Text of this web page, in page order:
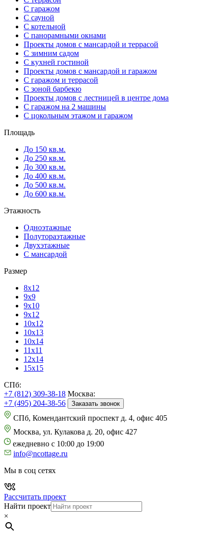
С гаражом
С сауной
С котельной
С панорамными окнами
Проекты домов с мансардой и террасой
С зимним садом
С кухней гостиной
Проекты домов с мансардой и гаражом
С гаражом и террасой
С зоной барбекю
Проекты домов с лестницей в центре дома
С гаражом на 2 машины
С цокольным этажом и гаражом
Площадь
До 150 кв.м.
До 250 кв.м.
До 300 кв.м.
До 400 кв.м.
До 500 кв.м.
До 600 кв.м.
Этажность
Одноэтажные
Полутораэтажные
Двухэтажные
С мансардой
Размер
8х12
9х9
9х10
9х12
10х12
10х13
10х14
11х11
12х14
15х15
СПб:
+7 (812) 309-38-18 Москва:
+7 (495) 204-38-56
Заказать звонок
СПб, Комендантский проспект д. 4, офис 405
Москва, ул. Кулакова д. 20, офис 427
ежедневно с 10:00 до 19:00
info@ncottage.ru
Мы в соц сетях
Рассчитать проект
Найти проект
×